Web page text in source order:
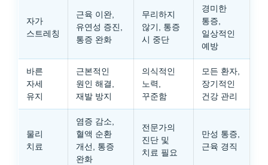
자가
스트레칭
근육 이완,
유연성 증진,
통증 완화
무리하지
않기, 통증
시 중단
경미한
통증,
일상적인
예방
바른
자세
유지
근본적인
원인 해결,
재발 방지
의식적인
노력,
꾸준함
모든 환자,
장기적인
건강 관리
물리
치료
염증 감소,
혈액 순환
개선, 통증
완화
전문가의
진단 및
치료 필요
만성 통증,
근육 경직